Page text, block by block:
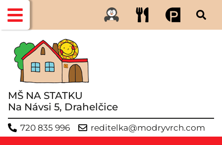
MŠ NA STATKU
Na Návsi 5, Drahelčice
720 835 996 reditelka@modryvrch.com